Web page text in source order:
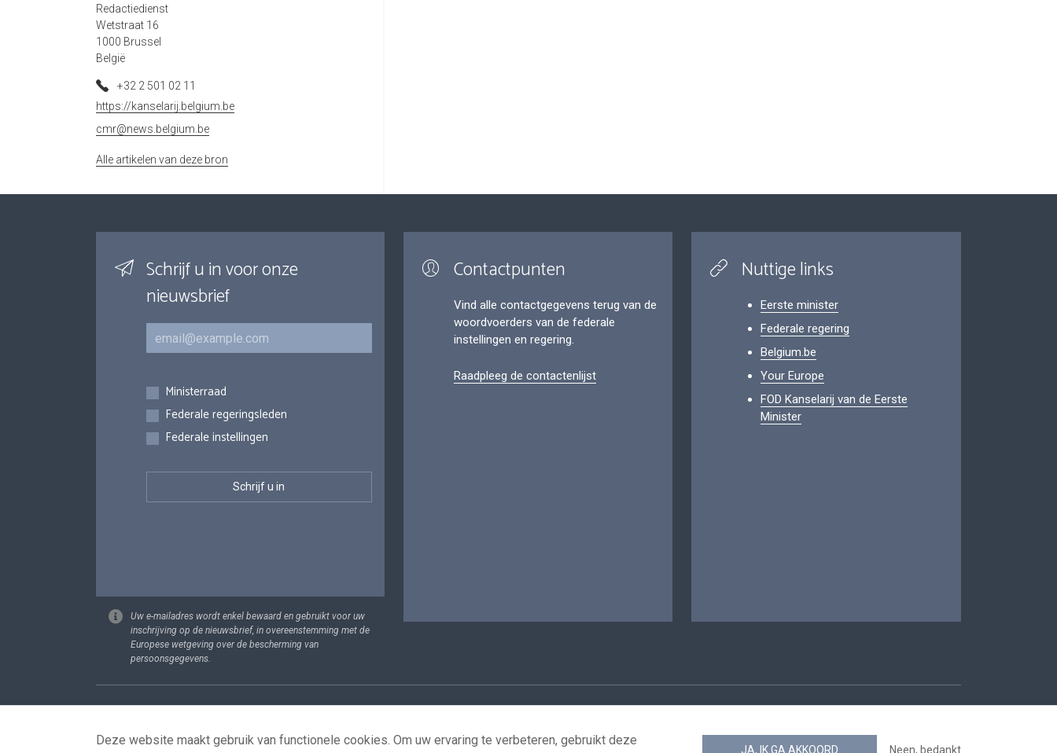
Redactiedienst
Wetstraat 16
1000 Brussel
België
+32 2 501 02 11
https://kanselarij.belgium.be
cmr@news.belgium.be
Alle artikelen van deze bron
Schrijf u in voor onze
nieuwsbrief
E-mail
Inschrijvingen
Ministerraad
Federale regeringsleden
Federale instellingen
Uw e-mailadres wordt enkel bewaard en gebruikt voor uw
inschrijving op de nieuwsbrief, in overeenstemming met de
Europese wetgeving over de bescherming van
persoonsgegevens.
Contactpunten
Vind alle contactgegevens terug van de
woordvoerders van de federale
instellingen en regering.
Raadpleeg de contactenlijst
Nuttige links
Eerste minister
Federale regering
Belgium.be
Your Europe
FOD Kanselarij van de Eerste
Minister
Footer
Deze website maakt gebruik van functionele cookies. Om uw ervaring te verbeteren, gebruikt deze
JA, IK GA AKKOORD Neen, bedankt